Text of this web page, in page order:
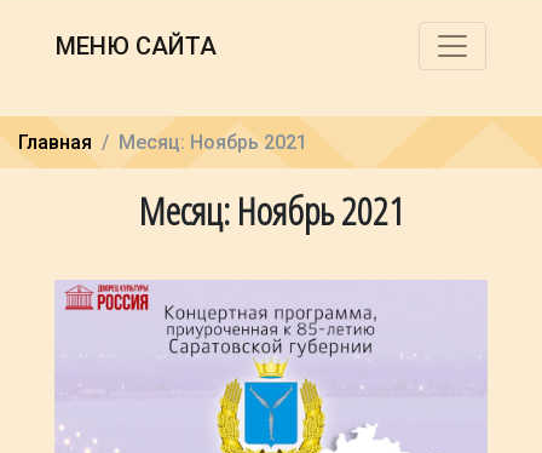
МЕНЮ САЙТА
Главная Месяц: Ноябрь 2021
Месяц: Ноябрь 2021